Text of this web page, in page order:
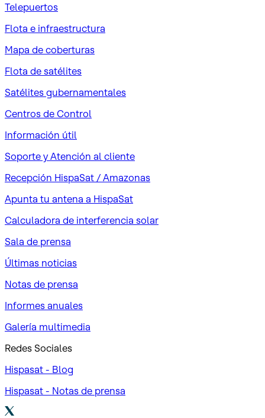
Telepuertos
Flota e infraestructura
Mapa de coberturas
Flota de satélites
Satélites gubernamentales
Centros de Control
Información útil
Soporte y Atención al cliente
Recepción HispaSat / Amazonas
Apunta tu antena a HispaSat
Calculadora de interferencia solar
Sala de prensa
Últimas noticias
Notas de prensa
Informes anuales
Galería multimedia
Redes Sociales
Hispasat - Blog
Hispasat - Notas de prensa